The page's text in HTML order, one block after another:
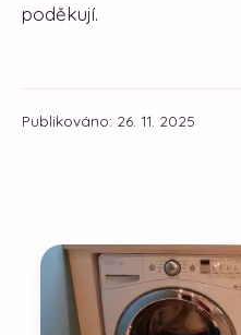
poděkují.
Publikováno: 26. 11. 2025